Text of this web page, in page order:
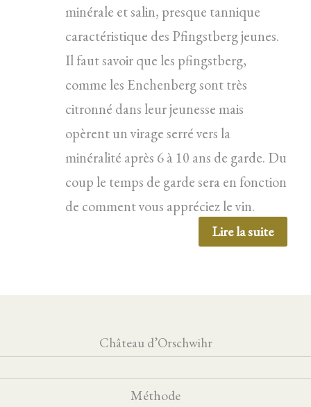
minérale et salin, presque tannique
caractéristique des Pfingstberg jeunes.
Il faut savoir que les pfingstberg,
comme les Enchenberg sont très
citronné dans leur jeunesse mais
opèrent un virage serré vers la
minéralité après 6 à 10 ans de garde. Du
coup le temps de garde sera en fonction
de comment vous appréciez le vin.
Lire la suite
Château d’Orschwihr
Méthode